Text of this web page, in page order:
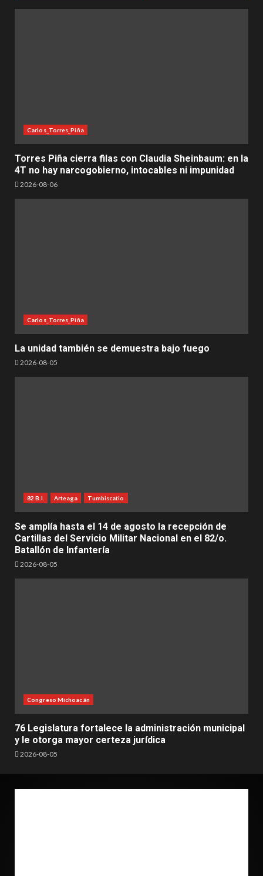
Carlos_Torres_Piña
Torres Piña cierra filas con Claudia Sheinbaum: en la
4T no hay narcogobierno, intocables ni impunidad
2026-08-06
Carlos_Torres_Piña
La unidad también se demuestra bajo fuego
2026-08-05
82 B.I. Arteaga Tumbiscatio
Se amplía hasta el 14 de agosto la recepción de
Cartillas del Servicio Militar Nacional en el 82/o.
Batallón de Infantería
2026-08-05
Congreso Michoacán
76 Legislatura fortalece la administración municipal
y le otorga mayor certeza jurídica
2026-08-05